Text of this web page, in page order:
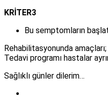
KRİTER3
Bu semptomların
Rehabilitasyonunda
Tedavi programı hastalar
Sağlıklı günler dilerim…